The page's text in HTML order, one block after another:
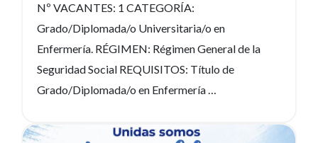
Nº VACANTES: 1 CATEGORÍA:
Grado/Diplomada/o Universitaria/o en
Enfermería. RÉGIMEN: Régimen General de la
Seguridad Social REQUISITOS: Título de
Grado/Diplomada/o en Enfermería
Viernes) CONTRATO: Temporal CONVENIO:Ver noticia